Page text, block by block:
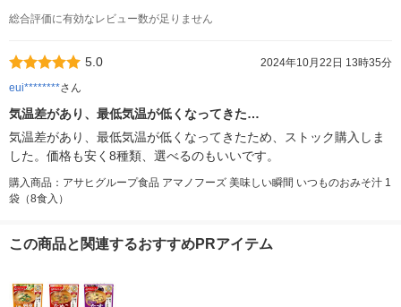
総合評価に有効なレビュー数が足りません
5.0
2024年10月22日 13時35分
eui********さん
気温差があり、最低気温が低くなってきた…
気温差があり、最低気温が低くなってきたため、ストック購入しま
した。価格も安く8種類、選べるのもいいです。
購入商品：アサヒグループ食品 アマノフーズ 美味しい瞬間 いつものおみそ汁 1
袋（8食入）
この商品と関連するおすすめPRアイテム